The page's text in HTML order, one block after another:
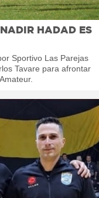
HADAD ES
Sportivo Las Parejas
Tavare para afrontar